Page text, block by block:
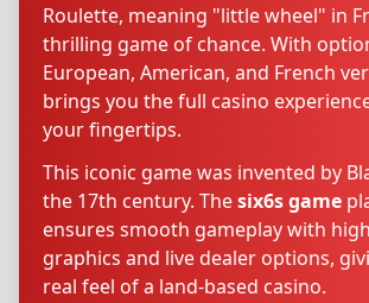
Roulette, meaning "little wheel" in
thrilling game of chance. With
European, American, and French
brings you the full casino
your fingertips.
This iconic game was invented by
the 17th century. Thesix6s game
ensures smooth gameplay with
graphics and live dealer options,
real feel of a land-based casino.